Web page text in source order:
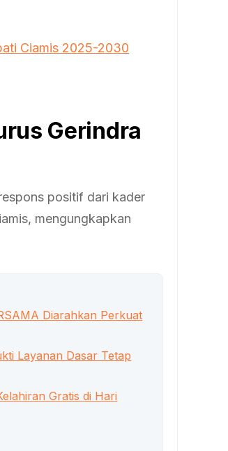
Ciamis 2025-2030
Gerindra
positif dari kader
mengungkapkan
Diarahkan Perkuat
Layanan Dasar Tetap
Gratis di Hari